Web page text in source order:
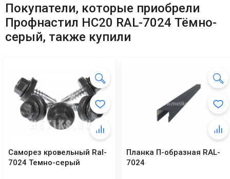
Покупатели, которые приобрели
Профнастил HC20 RAL-7024 Тёмно-
серый, также купили
Саморез кровельный Ral-
7024 Темно-серый
Планка П-образная RAL-
7024